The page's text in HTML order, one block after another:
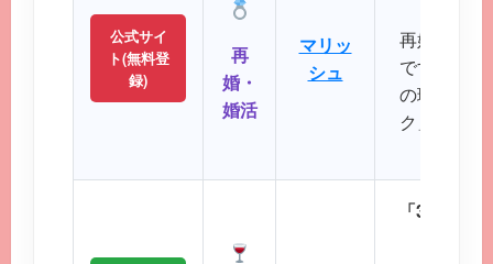
公式サイ
ト(無料登
録)
再
婚・
婚活
マリッ
シュ
再婚や婚
です。バ
の理解を
ク」など
「30代後